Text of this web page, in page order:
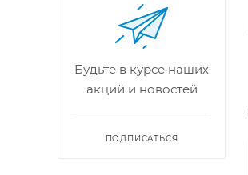
Будьте в курсе наших
акций и новостей
ПОДПИСАТЬСЯ